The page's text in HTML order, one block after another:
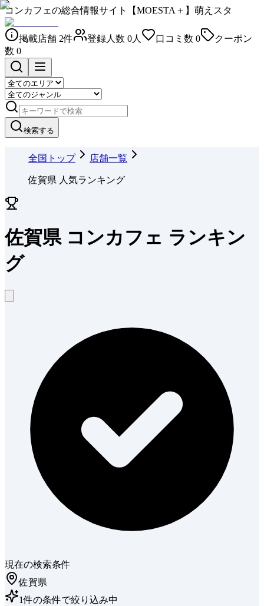
コンカフェの総合情報サイト【MOESTA＋】萌えスタ
掲載店舗 2件 登録人数 0人 口コミ数 0
クーポン
数 0
検索する
全国トップ 店舗一覧
佐賀県 人気ランキング
佐賀県 コンカフェ ランキン
グ
現在の検索条件
佐賀県
1件の条件で絞り込み中